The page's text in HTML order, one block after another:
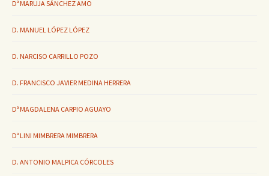
Dª MARUJA SÁNCHEZ AMO
D. MANUEL LÓPEZ LÓPEZ
D. NARCISO CARRILLO POZO
D. FRANCISCO JAVIER MEDINA HERRERA
Dª MAGDALENA CARPIO AGUAYO
Dª LINI MIMBRERA MIMBRERA
D. ANTONIO MALPICA CÓRCOLES